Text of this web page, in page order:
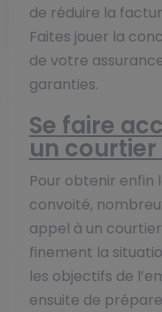
de réduire la
Faites jouer la
de votre
garanties.
Se faire
un
Pour obtenir enfin
convoité,
appel à un
finement la
les objectifs de
ensuite de